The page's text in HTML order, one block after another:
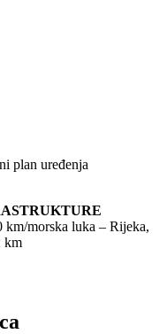
plan uređenja
km/morska luka – Rijeka,
km